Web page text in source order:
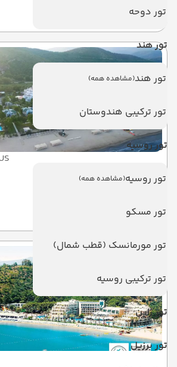
تور دوحه
تور هند
تور هند(مشاهده همه)
تور ترکیبی هندوستان
تور روسیه
تور روسیه(مشاهده همه)
تور مسکو
تور مورمانسک (قطب شمال)
تور ترکیبی روسیه
تور ژاپن
تور برزیل
کوش آداسی
ریچموند افسوس
کوش آداسی